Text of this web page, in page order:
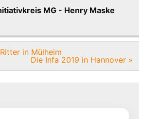
MG - Henry Maske
in Mülheim
Die Infa 2019 in Hannover »